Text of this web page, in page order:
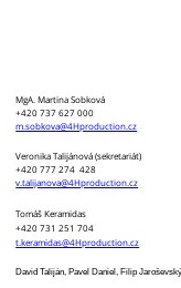
MgA. Martina Sobková
+420 737 627 000
m.sobkova@4Hproduction.cz
Veronika Talijánová (sekretariát)
+420 777 274 428
v.talijanova@4Hproduction.cz
Tomáš Keramidas
+420 731 251 704
t.keramidas@4Hproduction.cz
David Taliján, Pavel Daniel, Filip